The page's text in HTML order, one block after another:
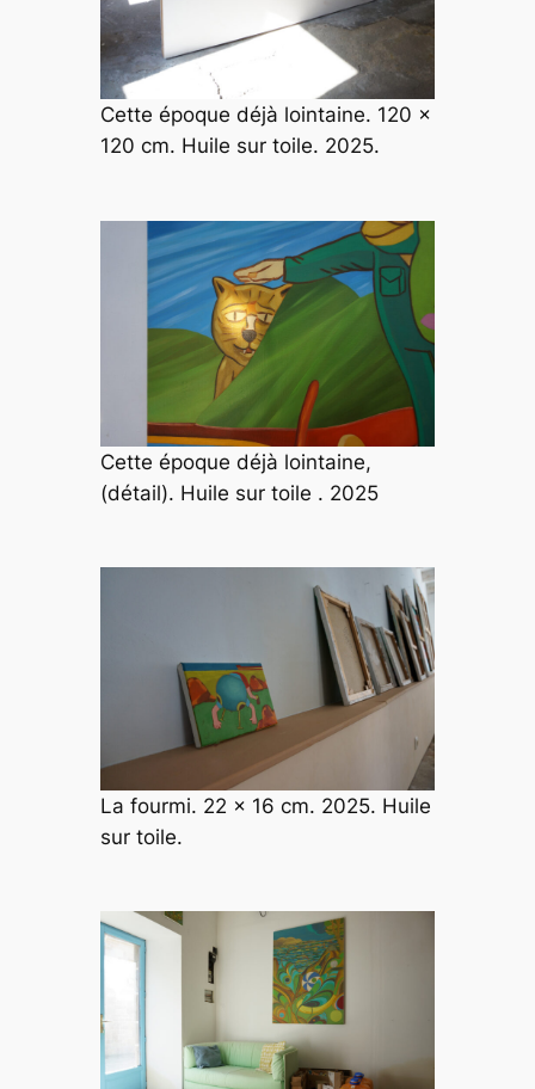
Cette époque déjà lointaine. 120 x
120 cm. Huile sur toile. 2025.
Cette époque déjà lointaine,
(détail). Huile sur toile . 2025
La fourmi. 22 x 16 cm. 2025. Huile
sur toile.